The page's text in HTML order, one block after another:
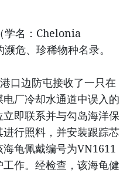
学名：Chelonia
危、珍稀物种名录。
口边防屯接收了一只在
厂冷却水通道中误入的
即联系并与勾岛海洋保
行照料，并安装跟踪芯
龟佩戴编号为VN1611
作。经检查，该海龟健